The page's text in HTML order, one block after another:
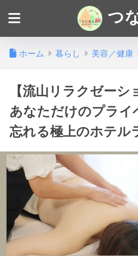
つ
ホーム 暮らし 美容／健康
【流山リラクゼーシ
あなただけのプライ
忘れる極上のホテル